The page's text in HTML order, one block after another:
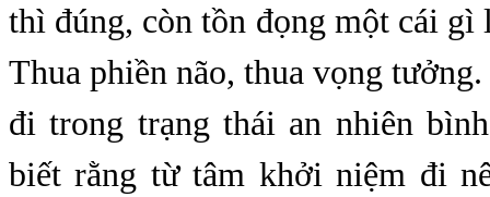
thì đúng, còn tồn đọng một cái gì
Thua phiền não, thua vọng
đi trong trạng thái an nhiên
biết rằng từ tâm khởi niệm đi